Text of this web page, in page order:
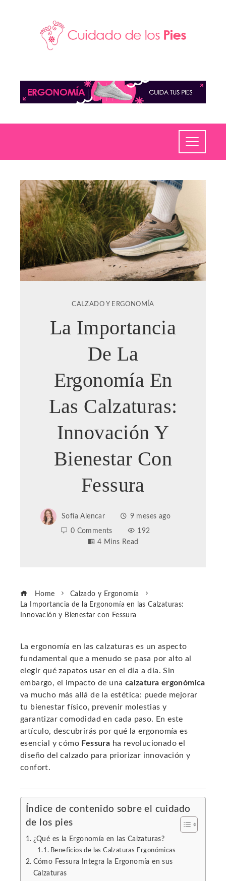
CALZADO Y ERGONOMÍA
La Importancia
De La
Ergonomía En
Las Calzaturas:
Innovación Y
Bienestar Con
Fessura
Sofía Alencar
9 meses ago
0 Comments
192
4 Mins Read
Home
Calzado y Ergonomía
La Importancia de la Ergonomía en las Calzaturas:
Innovación y Bienestar con Fessura
La ergonomía en las calzaturas es un aspecto
fundamental que a menudo se pasa por alto al
elegir qué zapatos usar en el día a día. Sin
embargo, el impacto de una calzatura ergonómica
va mucho más allá de la estética: puede mejorar
tu bienestar físico, prevenir molestias y
garantizar comodidad en cada paso. En este
artículo, descubrirás por qué la ergonomía es
esencial y cómo Fessura ha revolucionado el
diseño del calzado para priorizar innovación y
confort.
Índice de contenido sobre el cuidado
de los pies
¿Qué es la Ergonomía en las Calzaturas?
Beneficios de las Calzaturas Ergonómicas
Cómo Fessura Integra la Ergonomía en sus
Calzaturas